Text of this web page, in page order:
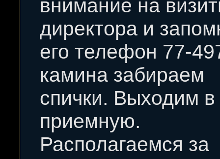
внимание на
директора и
его телефон 77-
камина забираем
спички. Выходим в
приемную.
Располагаемся за